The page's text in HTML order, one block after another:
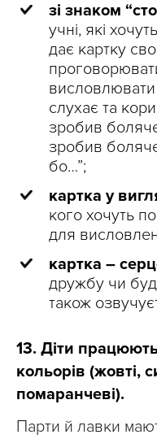
зі знаком
учні, які
дає картку
висловлювати
слухає та
зробив
зробив
бо…”;
картка у
кого хочуть
для
картка –
дружбу чи
також
13. Діти
кольорів (жовті,
помаранчеві).
Парти й лавки